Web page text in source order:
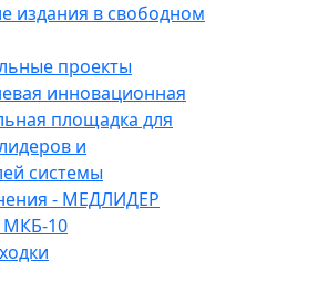
издания в свободном
проекты
инновационная
площадка для
и
системы
- МЕДЛИДЕР
МКБ-10